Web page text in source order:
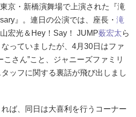
京・新橋演舞場で上演された『滝
』。連日の公演では、座長・ 滝
宏光＆Hey！Say！ JUMP薮宏太ら
っていましたが、4月30日はファ
こさん”こと、ジャニーズファミリ
ッフに関する裏話が飛び出しまし
ば、同日は大喜利を行うコーナー